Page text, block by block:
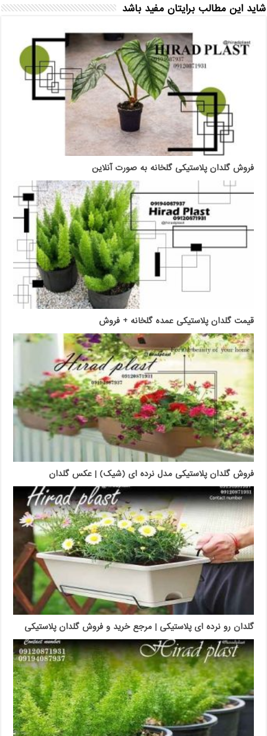
شاید این مطالب برایتان مفید باشد
فروش گلدان پلاستیکی گلخانه به صورت آنلاین
قیمت گلدان پلاستیکی عمده گلخانه + فروش
فروش گلدان پلاستیکی مدل نرده ای (شیک) | عکس گلدان
گلدان رو نرده ای پلاستیکی | مرجع خرید و فروش گلدان پلاستیکی